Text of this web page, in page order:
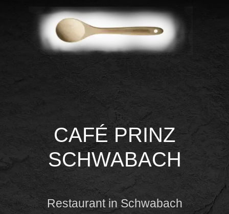
CAFÉ PRINZ
SCHWABACH
Restaurant in Schwabach